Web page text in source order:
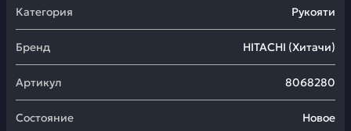
Категория Рукояти
Бренд HITACHI (Хитачи)
Артикул 8068280
Состояние Новое